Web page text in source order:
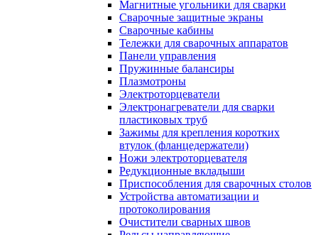
Магнитные угольники для сварки
Сварочные защитные экраны
Сварочные кабины
Тележки для сварочных аппаратов
Панели управления
Пружинные балансиры
Плазмотроны
Электроторцеватели
Электронагреватели для сварки
пластиковых труб
Зажимы для крепления коротких
втулок (фланцедержатели)
Ножи электроторцевателя
Редукционные вкладыши
Приспособления для сварочных столов
Устройства автоматизации и
протоколирования
Очистители сварных швов